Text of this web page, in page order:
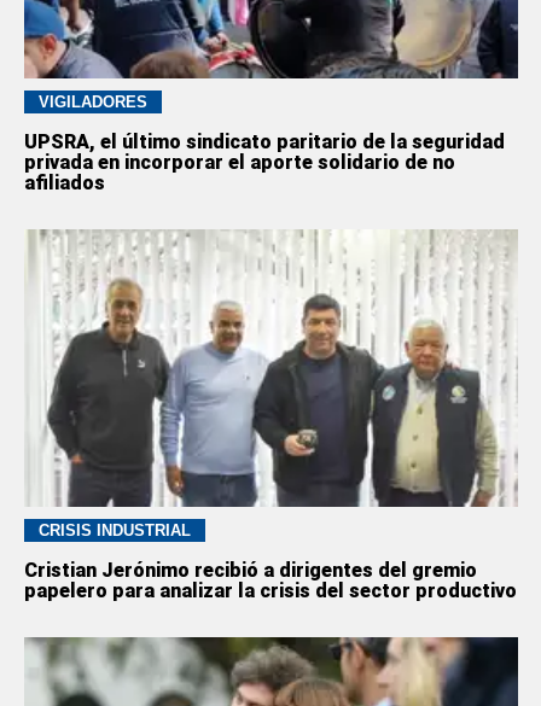
VIGILADORES
UPSRA, el último sindicato paritario de la seguridad
privada en incorporar el aporte solidario de no
afiliados
CRISIS INDUSTRIAL
Cristian Jerónimo recibió a dirigentes del gremio
papelero para analizar la crisis del sector productivo